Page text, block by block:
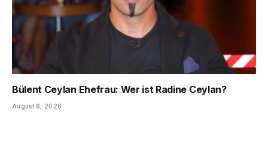
Bülent Ceylan Ehefrau: Wer ist Radine Ceylan?
August 6, 2026